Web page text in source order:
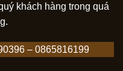
khách hàng trong quá
– 0865816199